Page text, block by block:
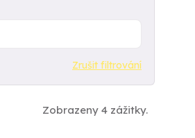
Zrušit filtrování
Zobrazeny 4 zážitky.